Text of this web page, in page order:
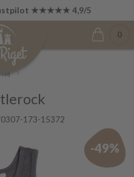
Trustpilot ★★★★★ 4,9/5
1. i næste måned
0
173-15372
-49%